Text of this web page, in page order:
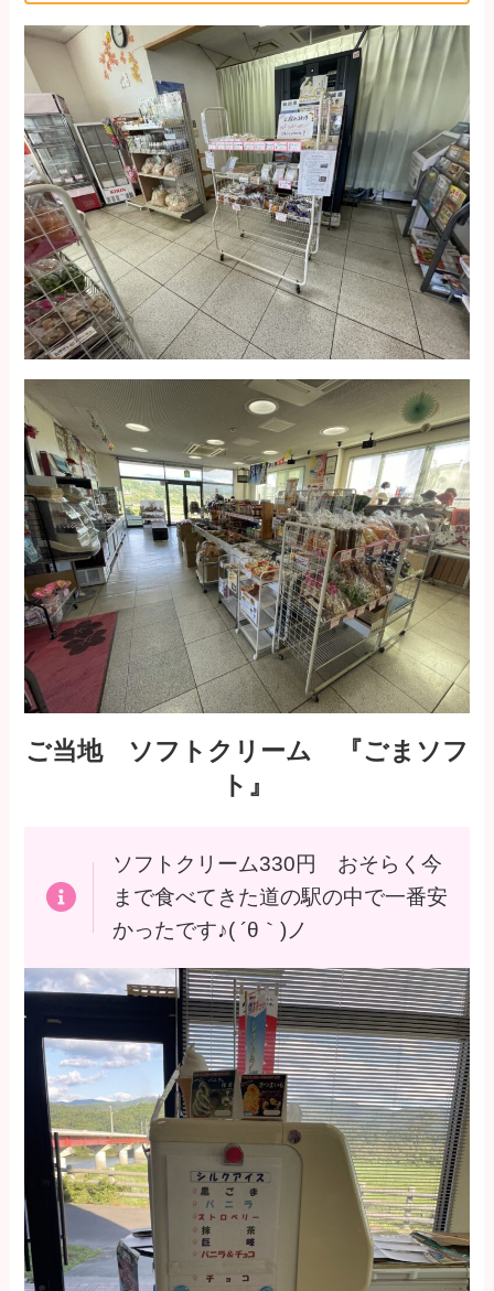
ご当地 ソフトクリーム 『ごまソフ
ト』
ソフトクリーム330円 おそらく今
まで食べてきた道の駅の中で一番安
かったです♪( ´θ｀)ノ